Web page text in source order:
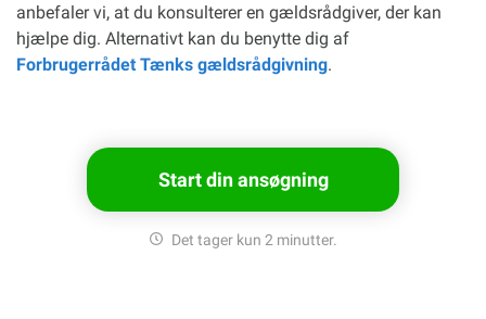
anbefaler vi, at du konsulterer en gældsrådgiver, der kan
hjælpe dig. Alternativt kan du benytte dig af
Forbrugerrådet Tænks gældsrådgivning.
Start din ansøgning
Det tager kun 2 minutter.